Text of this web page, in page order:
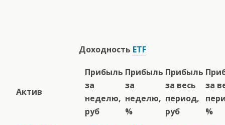
Доходность ETF
Актив
Прибыль
за
неделю,
руб
Прибыль
за
неделю,
%
Прибыль
за весь
период,
руб
за
%